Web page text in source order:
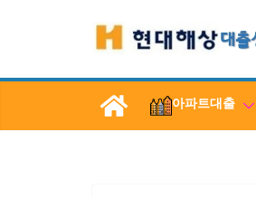
로
아파트대출